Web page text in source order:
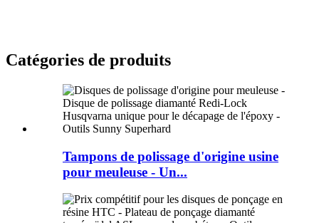
Catégories de produits
Tampons de polissage d'origine usine
pour meuleuse - Un...